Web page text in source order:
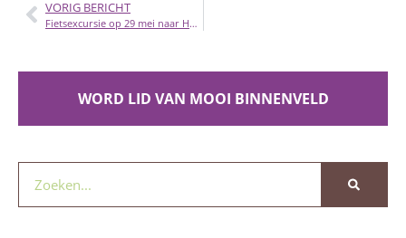
VORIG BERICHT
Fietsexcursie op 29 mei naar Het Binnenveld
WORD LID VAN MOOI BINNENVELD